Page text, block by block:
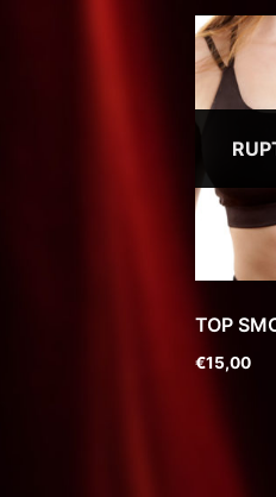
TOP
€15,00